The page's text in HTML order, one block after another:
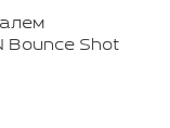
Bounce Shot